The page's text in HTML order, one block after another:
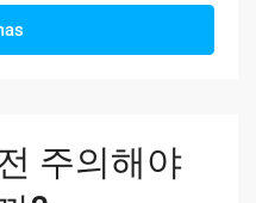
주의해야